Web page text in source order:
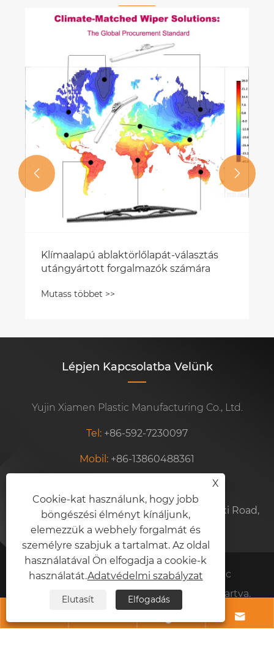
Klímaalapú ablaktörlőlapát-választás
utángyártott forgalmazók számára
Mutass többet >>
 
Lépjen Kapcsolatba Velünk
Yujin Xiamen Plastic Manufacturing Co., Ltd.
Tel: +86-592-7230097
Mobil: +86-13860488361
wiperblade8@xmyujin.com
Unit 102, No. 77, Siming Ind. Zone, Meixi Road,
Xiamen, Fujian, Kína
Copyright © 2024 Yujin Xiamen Plastic
Manufacturing Co., Ltd. Minden jog fenntartva.
RSS XML Adatvédelmi szabályzat

X
Cookie-kat használunk, hogy jobb
böngészési élményt kínáljunk,
elemezzük a webhely forgalmát és
személyre szabjuk a tartalmat. Az oldal
használatával Ön elfogadja a cookie-k
használatát.Adatvédelmi szabályzat
Elutasít Elfogadás